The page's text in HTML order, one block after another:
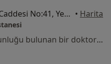
Gayret Mahallesi İvedik Caddesi No:41, Yenimahalle • Harita
Bu kurumda online uygunluğu bulunan bir doktor veya uzman bulunamadı